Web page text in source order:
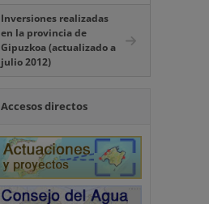
Inversiones realizadas
en la provincia de
Gipuzkoa (actualizado a
julio 2012)
Accesos directos